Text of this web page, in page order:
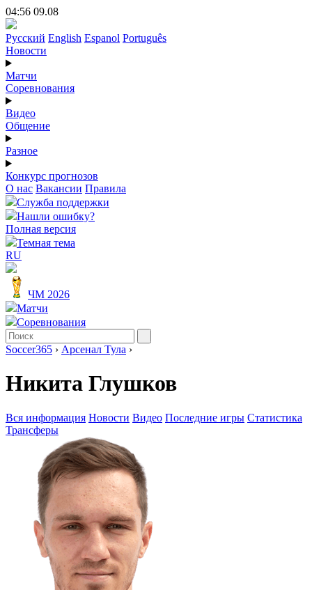
04:56 09.08
Русский English Espanol Português
Новости
Матчи
Соревнования
Видео
Общение
Разное
Конкурс прогнозов
О нас Вакансии Правила
Служба поддержки
Нашли ошибку?
Полная версия
Темная тема
RU
ЧМ 2026
Матчи
Соревнования
Soccer365 › Арсенал Тула ›
Никита Глушков
Вся информация Новости Видео Последние игры Статистика
Трансферы